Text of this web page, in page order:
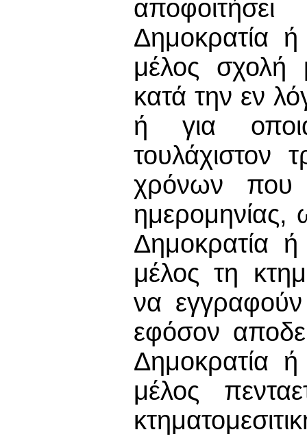
Δημοκρατία
μέλος σχολή
κατά την εν
ή για
τουλάχιστον
χρόνων που
ημερομηνίας,
Δημοκρατία
μέλος τη
να
εφόσον
Δημοκρατία
μέλος